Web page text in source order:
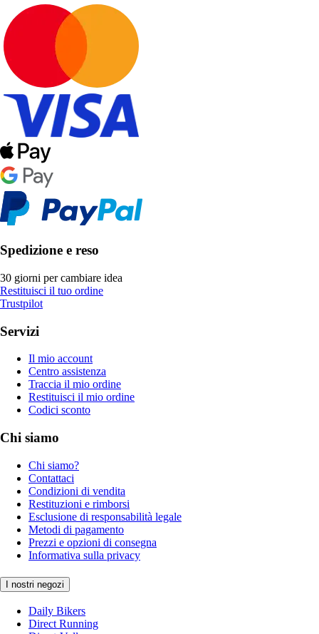
Spedizione e reso
30 giorni per cambiare idea
Restituisci il tuo ordine
Trustpilot
Servizi
Il mio account
Centro assistenza
Traccia il mio ordine
Restituisci il mio ordine
Codici sconto
Chi siamo
Chi siamo?
Contattaci
Condizioni di vendita
Restituzioni e rimborsi
Esclusione di responsabilità legale
Metodi di pagamento
Prezzi e opzioni di consegna
Informativa sulla privacy
I nostri negozi
Daily Bikers
Direct Running